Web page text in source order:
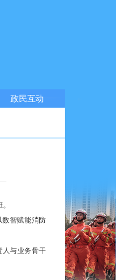
政民互动
智赋能消防
与业务骨干